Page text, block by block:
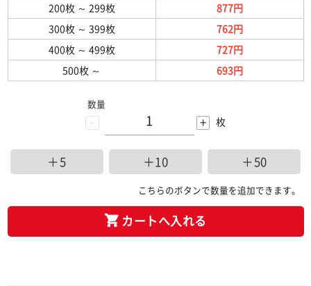
200枚 ～ 299枚
877円
300枚 ～ 399枚
762円
400枚 ～ 499枚
727円
500枚 ～ 693円
-
数量
+ 枚
＋5 ＋10 ＋50
こちらのボタンで数量を追加できます。
カートへ入れる